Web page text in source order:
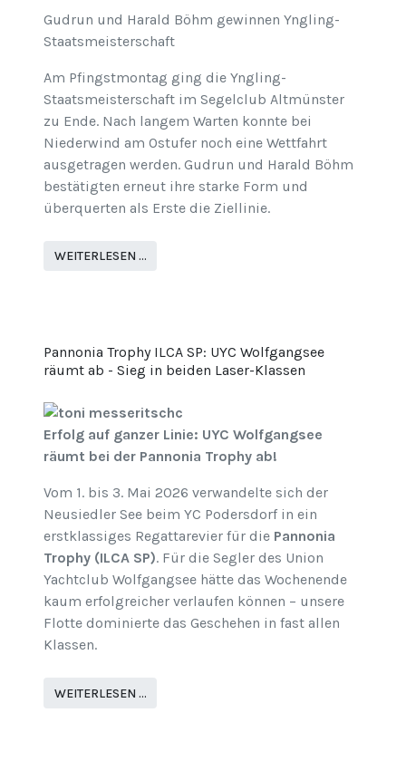
Gudrun und Harald Böhm gewinnen Yngling-
Staatsmeisterschaft
Am Pfingstmontag ging die Yngling-
Staatsmeisterschaft im Segelclub Altmünster
zu Ende. Nach langem Warten konnte bei
Niederwind am Ostufer noch eine Wettfahrt
ausgetragen werden. Gudrun und Harald Böhm
bestätigten erneut ihre starke Form und
überquerten als Erste die Ziellinie.
WEITERLESEN …
Pannonia Trophy ILCA SP: UYC Wolfgangsee
räumt ab - Sieg in beiden Laser-Klassen
Erfolg auf ganzer Linie: UYC Wolfgangsee
räumt bei der Pannonia Trophy ab!
Vom 1. bis 3. Mai 2026 verwandelte sich der
Neusiedler See beim YC Podersdorf in ein
erstklassiges Regattarevier für die Pannonia
Trophy (ILCA SP). Für die Segler des Union
Yachtclub Wolfgangsee hätte das Wochenende
kaum erfolgreicher verlaufen können – unsere
Flotte dominierte das Geschehen in fast allen
Klassen.
WEITERLESEN …